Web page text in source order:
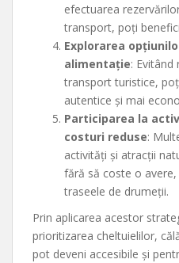
efectuarea
transport, poți
Explorarea
alimentație: Evitând
transport turistice,
autentice și mai
Participarea la
costuri reduse:
activități și atracții
fără să coste o
traseele de drumeții.
Prin aplicarea acestor
prioritizarea cheltuielilor,
pot deveni accesibile și